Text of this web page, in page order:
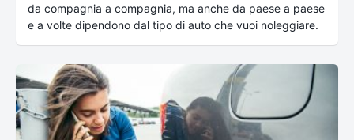
da compagnia a compagnia, ma anche da paese a paese
e a volte dipendono dal tipo di auto che vuoi noleggiare.